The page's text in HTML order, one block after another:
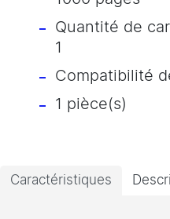
Quantité de
1
Compatibilité
1 pièce(s)
Caractéristiques